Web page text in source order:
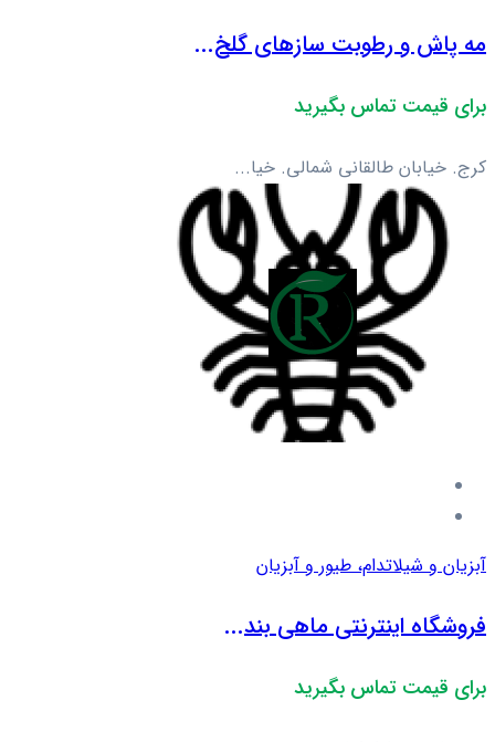
مه پاش و رطوبت سازهای گلخ...
برای قیمت تماس بگیرید
کرج. خیابان طالقانی شمالی. خیا...
آبزیان و شیلاتدام، طیور و آبزیان
فروشگاه اینترنتی ماهی بند...
برای قیمت تماس بگیرید